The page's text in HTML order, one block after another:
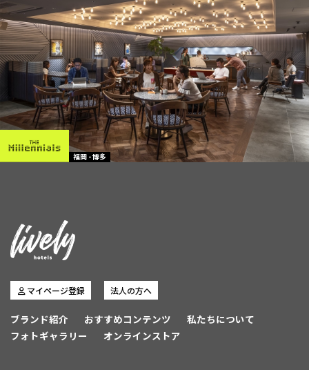
福岡 - 博多
マイページ登録 法人の方へ
ブランド紹介 おすすめコンテンツ
私たちについて
フォトギャラリー
オンラインストア